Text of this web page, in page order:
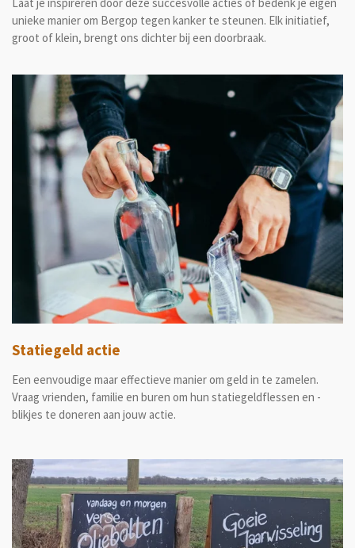
Laat je inspireren door deze succesvolle acties of bedenk je eigen
unieke manier om Bergop tegen kanker te steunen. Elk initiatief,
groot of klein, brengt ons dichter bij een doorbraak.
Statiegeld actie
Een eenvoudige maar effectieve manier om geld in te zamelen.
Vraag vrienden, familie en buren om hun statiegeldflessen en -
blikjes te doneren aan jouw actie.